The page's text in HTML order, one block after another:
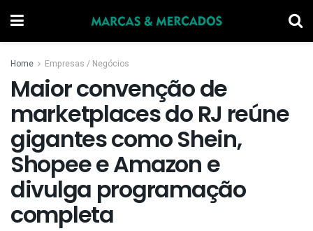
Home Empresas / Negócios
Maior convenção de
marketplaces do RJ reúne
gigantes como Shein,
Shopee e Amazon e
divulga programação
completa